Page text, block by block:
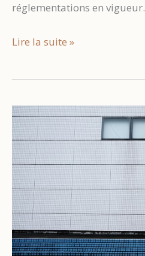
réglementations en vigueur.
Glyphosate
:
ce
que
vous
devez
savoir
en
2025
Lire la suite »